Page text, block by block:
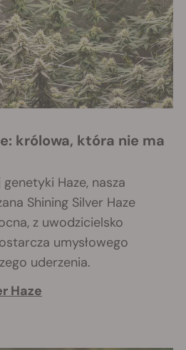
Haze, nasza
Shining Silver Haze
z uwodzicielsko
umysłowego
uderzenia.
Haze